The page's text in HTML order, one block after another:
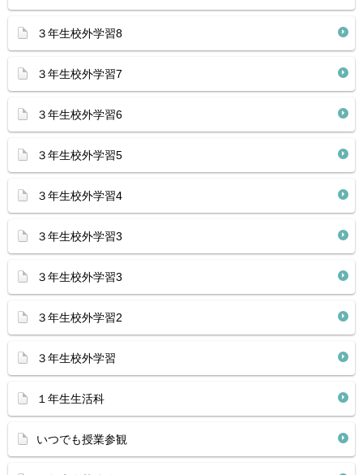
３年生校外学習8
３年生校外学習7
３年生校外学習6
３年生校外学習5
３年生校外学習4
３年生校外学習3
３年生校外学習3
３年生校外学習2
３年生校外学習
１年生生活科
いつでも授業参観